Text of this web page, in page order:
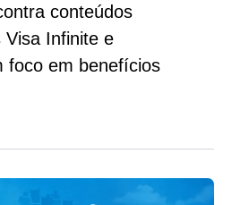
conteúdos
Infinite e
foco em benefícios